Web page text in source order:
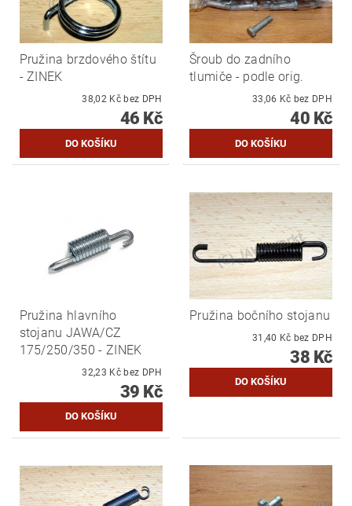
Pružina brzdového štítu
- ZINEK
38,02 Kč bez DPH
46 Kč
Šroub do zadního
tlumiče - podle orig.
33,06 Kč bez DPH
40 Kč
Pružina hlavního
stojanu JAWA/CZ
175/250/350 - ZINEK
32,23 Kč bez DPH
39 Kč
Pružina bočního stojanu
31,40 Kč bez DPH
38 Kč